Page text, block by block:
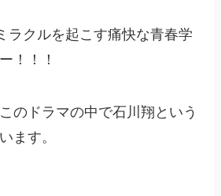
ラクルを起こす痛快な青春学
！！！
のドラマの中で石川翔という
ます。